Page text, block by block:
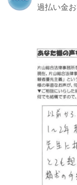
過払い金